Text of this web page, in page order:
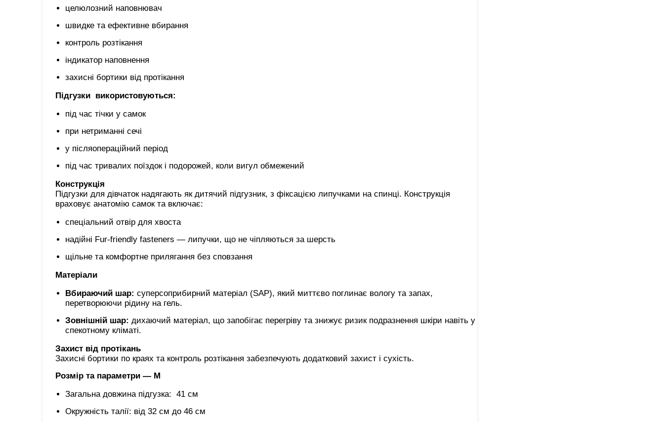
целюлозний наповнювач
швидке та ефективне вбирання
контроль розтікання
індикатор наповнення
захисні бортики від протікання
Підгузки використовуються:
під час тічки у самок
при нетриманні сечі
у післяопераційний період
під час тривалих поїздок і подорожей, коли вигул обмежений
Конструкція
Підгузки для дівчаток надягають як дитячий підгузник, з фіксацією липучками на спинці. Конструкція
враховує анатомію самок та включає:
спеціальний отвір для хвоста
надійні Fur-friendly fasteners — липучки, що не чіпляються за шерсть
щільне та комфортне прилягання без сповзання
Матеріали
Вбираючий шар: суперсоприбирний матеріал (SAP), який миттєво поглинає вологу та запах,
перетворюючи рідину на гель.
Зовнішній шар: дихаючий матеріал, що запобігає перегріву та знижує ризик подразнення шкіри навіть у
спекотному кліматі.
Захист від протікань
Захисні бортики по краях та контроль розтікання забезпечують додатковий захист і сухість.
Розмір та параметри — M
Загальна довжина підгузка: 41 см
Окружність талії: від 32 см до 46 см